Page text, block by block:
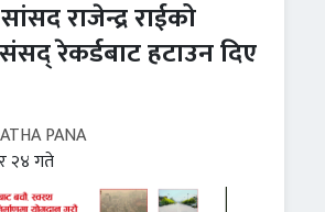
राजेन्द्र राईको
रेकर्डबाट हटाउन दिए
PANA
२४ गते